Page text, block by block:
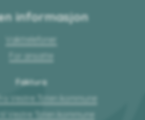
informasjon
Vakttelefoner
For ansatte
Faktura
Vestre Toten kommune
Vestre Toten kommune